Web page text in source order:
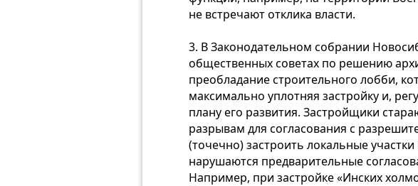
не встречают отклика власти.
3. В Законодательном собрании
общественных советах по решению
преобладание строительного лобби,
максимально уплотняя застройку и,
плану его развития. Застройщики
разрывам для согласования с
(точечно) застроить локальные
нарушаются предварительные
Например, при застройке «Инских